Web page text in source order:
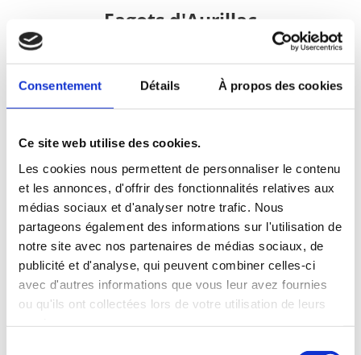
Consentement Détails À propos des cookies
Ce site web utilise des cookies.
Les cookies nous permettent de personnaliser le contenu
et les annonces, d'offrir des fonctionnalités relatives aux
médias sociaux et d'analyser notre trafic. Nous
partageons également des informations sur l'utilisation de
notre site avec nos partenaires de médias sociaux, de
publicité et d'analyse, qui peuvent combiner celles-ci
avec d'autres informations que vous leur avez fournies
ou qu'ils ont collectées lors de votre utilisation de leurs
Fagots d'Aurillac
Gamme Plancha Porc de